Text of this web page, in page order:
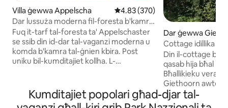
Villa ġewwa Appelscha Rating medju ta' 4.83 minn 5,
4.83 (370)
Dar lussuża moderna fil-foresta b'kamra
tal-ġnien, bar u jacuzzi
Fuq it-tarf tal-foresta ta' Appelschaster
se ssib din id-dar tal-vaganzi moderna u
komda b'kamra tal-ġnien kbira. Post
uniku bil-kumditajiet kollha. L-
microwave kombinat. L-akkomodazzjoni
għandha tisħin taħt l-art, arja
Dar ġewwa
Cottage idillika
Giethoorn
Din il-cottage
qasab hija bħal
Bħallikieku
Giethoorn
dgħajjes jistgħu
pontijiet sbieħ
Kumditajiet popolari għad-djar tal-